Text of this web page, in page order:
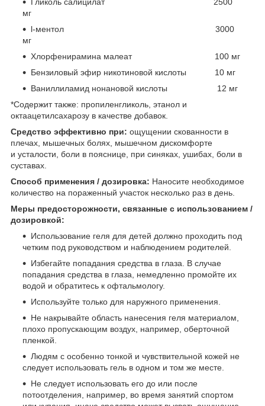
мг
l-ментол 3000
мг
Хлорфенирамина малеат 100 мг
Бензиловый эфир никотиновой кислоты 10 мг
Ваниллиламид нонановой кислоты 12 мг
*Содержит также: пропиленгликоль, этанол и
октаацетилсахарозу в качестве добавок.
Средство эффективно при: ощущении скованности в
плечах, мышечных болях, мышечном дискомфорте
и усталости, боли в пояснице, при синяках, ушибах, боли в
суставах.
Способ применения / дозировка: Наносите необходимое
количество на пораженный участок несколько раз в день.
Меры предосторожности, связанные с использованием /
дозировкой:
Использование геля для детей должно проходить под
четким под руководством и наблюдением родителей.
Избегайте попадания средства в глаза. В случае
попадания средства в глаза, немедленно промойте их
водой и обратитесь к офтальмологу.
Используйте только для наружного применения.
Не накрывайте область нанесения геля материалом,
плохо пропускающим воздух, например, оберточной
пленкой.
Людям с особенно тонкой и чувствительной кожей не
следует использовать гель в одном и том же месте.
Не следует использовать его до или после
потоотделения, например, во время занятий спортом